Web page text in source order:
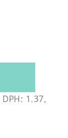
1.37,